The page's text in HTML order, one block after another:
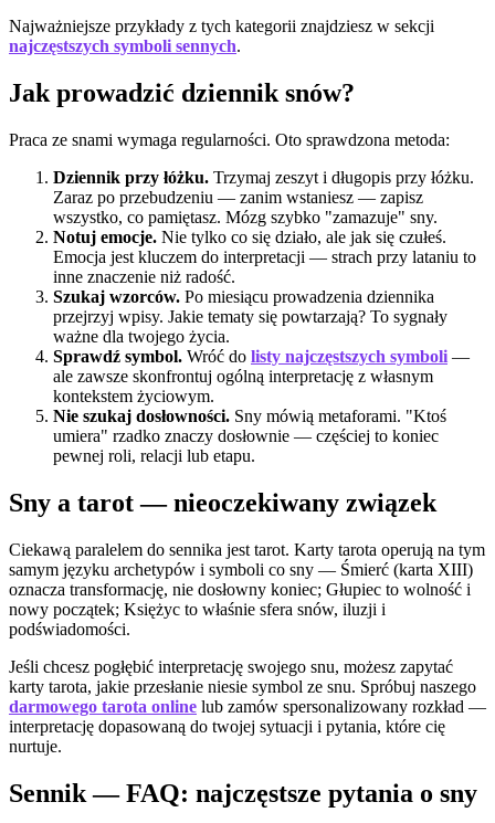
Najważniejsze przykłady z tych kategorii znajdziesz w sekcji
najczęstszych symboli sennych.
Jak prowadzić dziennik snów?
Praca ze snami wymaga regularności. Oto sprawdzona metoda:
Dziennik przy łóżku. Trzymaj zeszyt i długopis przy łóżku.
Zaraz po przebudzeniu — zanim wstaniesz — zapisz
wszystko, co pamiętasz. Mózg szybko "zamazuje" sny.
Notuj emocje. Nie tylko co się działo, ale jak się czułeś.
Emocja jest kluczem do interpretacji — strach przy lataniu to
inne znaczenie niż radość.
Szukaj wzorców. Po miesiącu prowadzenia dziennika
przejrzyj wpisy. Jakie tematy się powtarzają? To sygnały
ważne dla twojego życia.
Sprawdź symbol. Wróć do listy najczęstszych symboli —
ale zawsze skonfrontuj ogólną interpretację z własnym
kontekstem życiowym.
Nie szukaj dosłowności. Sny mówią metaforami. "Ktoś
umiera" rzadko znaczy dosłownie — częściej to koniec
pewnej roli, relacji lub etapu.
Sny a tarot — nieoczekiwany związek
Ciekawą paralelem do sennika jest tarot. Karty tarota operują na tym
samym języku archetypów i symboli co sny — Śmierć (karta XIII)
oznacza transformację, nie dosłowny koniec; Głupiec to wolność i
nowy początek; Księżyc to właśnie sfera snów, iluzji i
podświadomości.
Jeśli chcesz pogłębić interpretację swojego snu, możesz zapytać
karty tarota, jakie przesłanie niesie symbol ze snu. Spróbuj naszego
darmowego tarota online lub zamów spersonalizowany rozkład —
interpretację dopasowaną do twojej sytuacji i pytania, które cię
nurtuje.
Sennik — FAQ: najczęstsze pytania o sny